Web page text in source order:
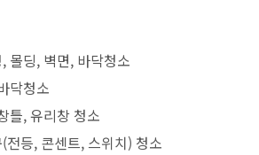
몰딩, 벽면, 바닥청소
닥청소
틀, 유리창 청소
전등, 콘센트, 스위치) 청소